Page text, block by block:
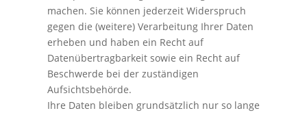
machen. Sie können jederzeit Widerspruch
gegen die (weitere) Verarbeitung Ihrer Daten
erheben und haben ein Recht auf
Datenübertragbarkeit sowie ein Recht auf
Beschwerde bei der zuständigen
Aufsichtsbehörde.
Ihre Daten bleiben grundsätzlich nur so lange